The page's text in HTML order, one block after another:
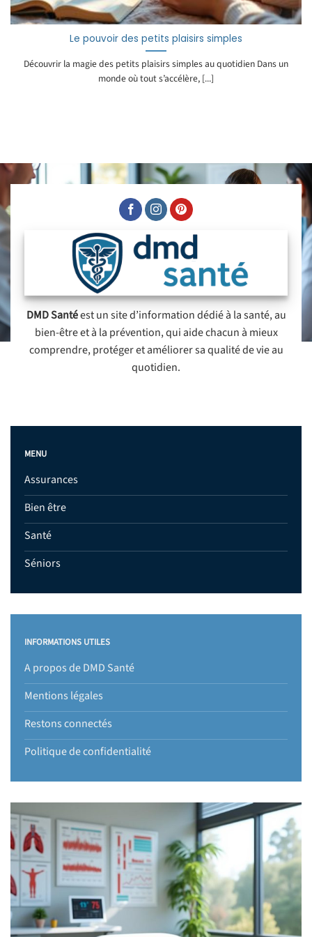
Le pouvoir des petits plaisirs simples
Découvrir la magie des petits plaisirs simples au quotidien Dans un
monde où tout s’accélère, [...]
DMD Santéest un site d’information dédié à la santé, au
bien-être et à la prévention, qui aide chacun à mieux
comprendre, protéger et améliorer sa qualité de vie au
quotidien.
MENU
Assurances
Bien être
Santé
Séniors
INFORMATIONS UTILES
A propos de DMD Santé
Mentions légales
Restons connectés
Politique de confidentialité